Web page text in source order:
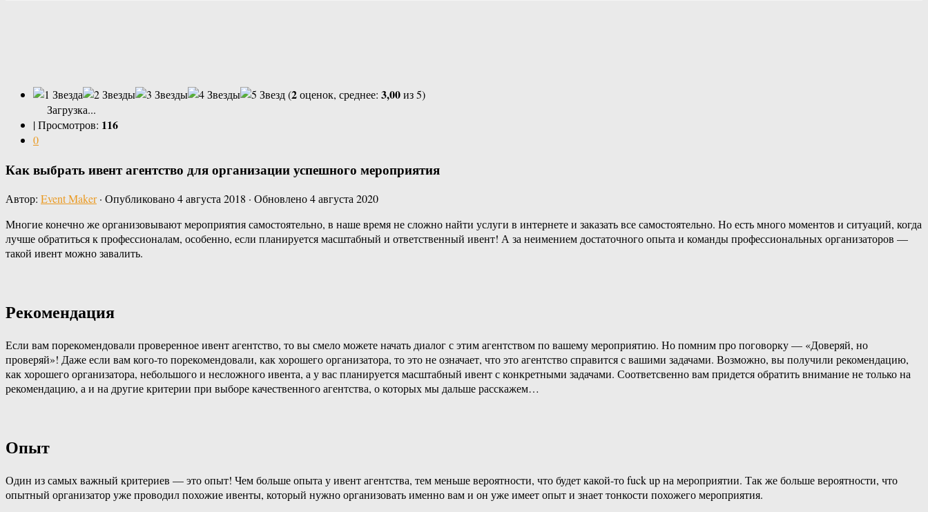
(2оценок, среднее: 3,00из 5)
Загрузка...
|Просмотров: 116
0
Как выбрать ивент агентство для организации успешного мероприятия
Автор: Event Maker · Опубликовано4 августа 2018 · Обновлено4 августа 2020
Многие конечно же организовывают мероприятия самостоятельно, в наше время не сложно найти услуги в интернете и заказать все самостоятельно. Но есть много моментов и ситуаций, когда
лучше обратиться к профессионалам, особенно, если планируется масштабный и ответственный ивент! А за неимением достаточного опыта и команды профессиональных организаторов —
такой ивент можно завалить.
Рекомендация
Если вам порекомендовали проверенное ивент агентство, то вы смело можете начать диалог с этим агентством по вашему мероприятию. Но помним про поговорку — «Доверяй, но
проверяй»! Даже если вам кого-то порекомендовали, как хорошего организатора, то это не означает, что это агентство справится с вашими задачами. Возможно, вы получили рекомендацию,
как хорошего организатора, небольшого и несложного ивента, а у вас планируется масштабный ивент с конкретными задачами. Соответсвенно вам придется обратить внимание не только на
рекомендацию, а и на другие критерии при выборе качественного агентства, о которых мы дальше расскажем…
Опыт
Один из самых важный критериев — это опыт! Чем больше опыта у ивент агентства, тем меньше вероятности, что будет какой-то fuck up на мероприятии. Так же больше вероятности, что
опытный организатор уже проводил похожие ивенты, который нужно организовать именно вам и он уже имеет опыт и знает тонкости похожего мероприятия.